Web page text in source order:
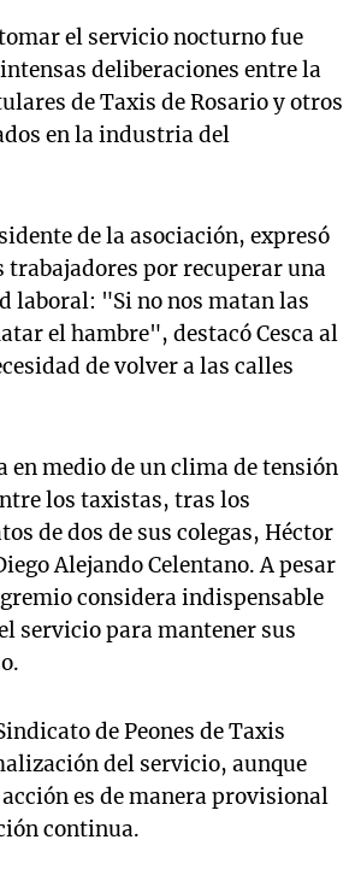
el servicio nocturno fue
deliberaciones entre la
de Taxis de Rosario y otros
en la industria del
de la asociación, expresó
trabajadores por recuperar una
laboral: "Si no nos matan las
el hambre", destacó Cesca al
de volver a las calles
en medio de un clima de tensión
los taxistas, tras los
de dos de sus colegas, Héctor
Alejando Celentano. A pesar
considera indispensable
servicio para mantener sus
de Peones de Taxis
del servicio, aunque
es de manera provisional
continua.